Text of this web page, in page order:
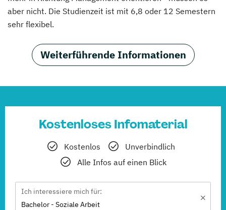
aber nicht. Die Studienzeit ist mit 6,8 oder 12 Semestern
sehr flexibel.
Weiterführende Informationen
Kostenloses Infomaterial
Kostenlos
Unverbindlich
Alle Infos auf einen Blick
Ich interessiere mich für:
Bachelor - Soziale Arbeit